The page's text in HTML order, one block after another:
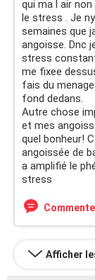
qui ma l air
le stress . Je
semaines que
angoisse. Dnc
stress
me fixee
fais du
fond dedans.
Autre chose
et mes
quel bonheur!
angoissée de
a amplifié le
stress
Afficher